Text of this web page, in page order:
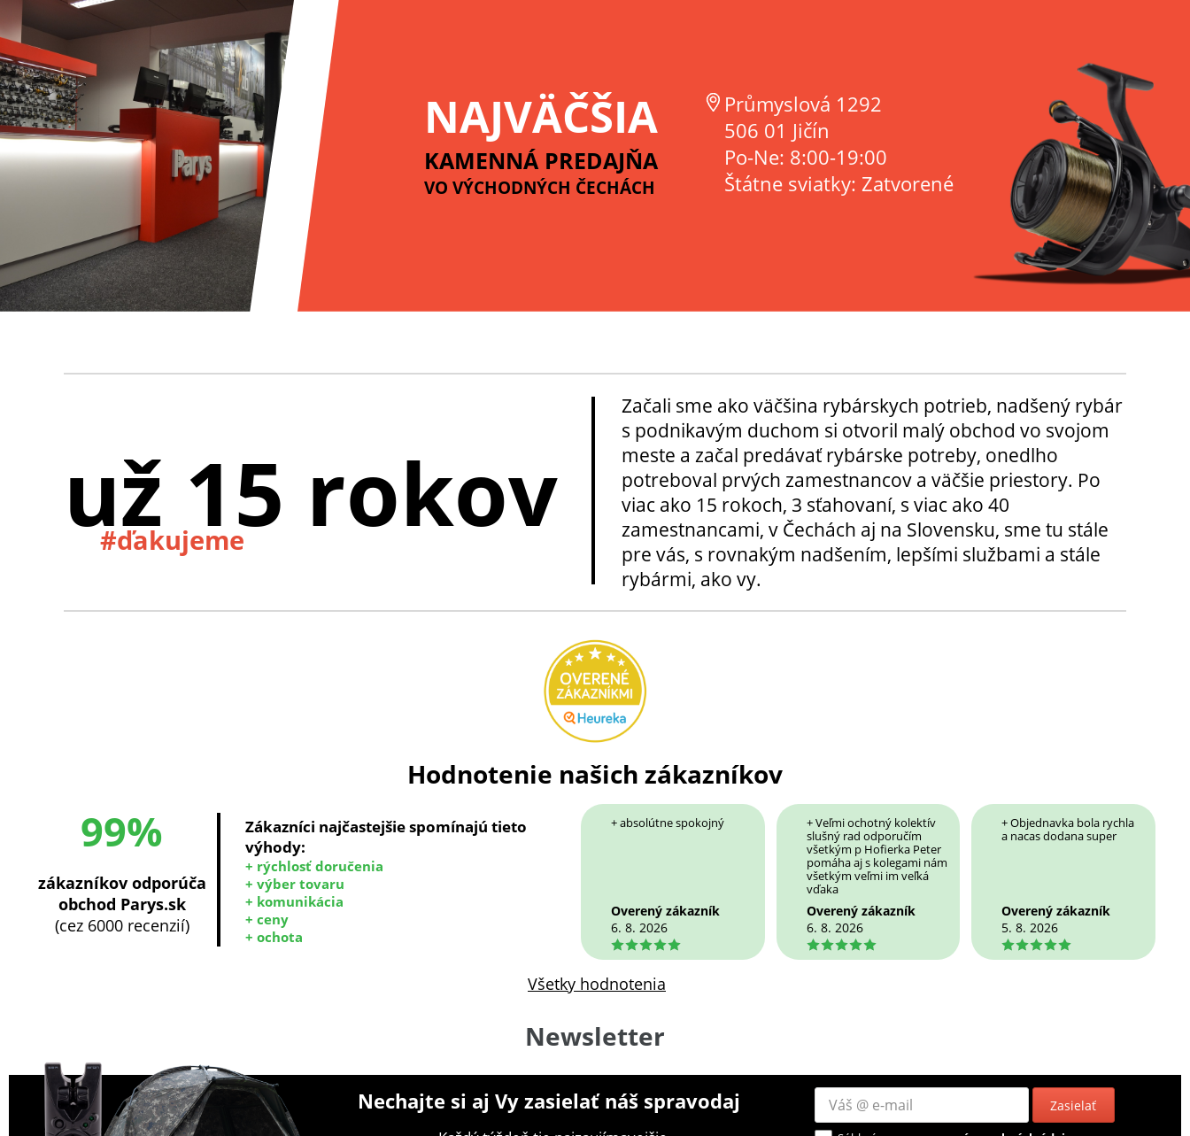
NAJVÄČŠIA
KAMENNÁ PREDAJŇA
VO VÝCHODNÝCH ČECHÁCH
Průmyslová 1292
506 01 Jičín
Po-Ne: 8:00-19:00
Štátne sviatky: Zatvorené
už 15 rokov
#ďakujeme
Začali sme ako väčšina rybárskych potrieb, nadšený rybár
s podnikavým duchom si otvoril malý obchod vo svojom
meste a začal predávať rybárske potreby, onedlho
potreboval prvých zamestnancov a väčšie priestory. Po
viac ako 15 rokoch, 3 sťahovaní, s viac ako 40
zamestnancami, v Čechách aj na Slovensku, sme tu stále
pre vás, s rovnakým nadšením, lepšími službami a stále
rybármi, ako vy.
Hodnotenie našich zákazníkov
99%
zákazníkov odporúča
obchod Parys.sk
(cez 6000 recenzií)
Zákazníci najčastejšie spomínajú tieto
výhody:
+ rýchlosť doručenia
+ výber tovaru
+ komunikácia
+ ceny
+ ochota
+ absolútne spokojný
Overený zákazník
6. 8. 2026
5
+ Veľmi ochotný kolektív
slušný rad odporučím
všetkým p Hofierka Peter
pomáha aj s kolegami nám
všetkým veľmi im veľká
vďaka
Overený zákazník
6. 8. 2026
5
+ Objednavka bola rychla
a nacas dodana super
Overený zákazník
5. 8. 2026
5
Všetky hodnotenia
Newsletter
Nechajte si aj Vy zasielať náš spravodaj Zasielať